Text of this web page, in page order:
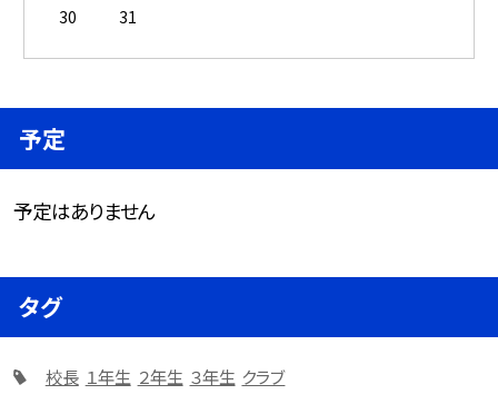
30
31
予定
予定はありません
タグ
校長 １年生 ２年生 ３年生 クラブ